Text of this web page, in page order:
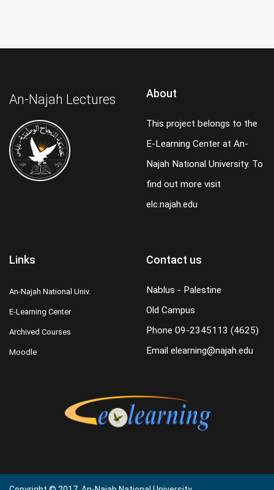
An-Najah Lectures About
This project belongs to the
E-Learning Center at An-
Najah National University. To
find out more visit
elc.najah.edu
Links
An-Najah National Univ.
E-Learning Center
Archived Courses
Moodle
Contact us
Nablus - Palestine
Old Campus
Phone 09-2345113 (4625)
Email elearning@najah.edu